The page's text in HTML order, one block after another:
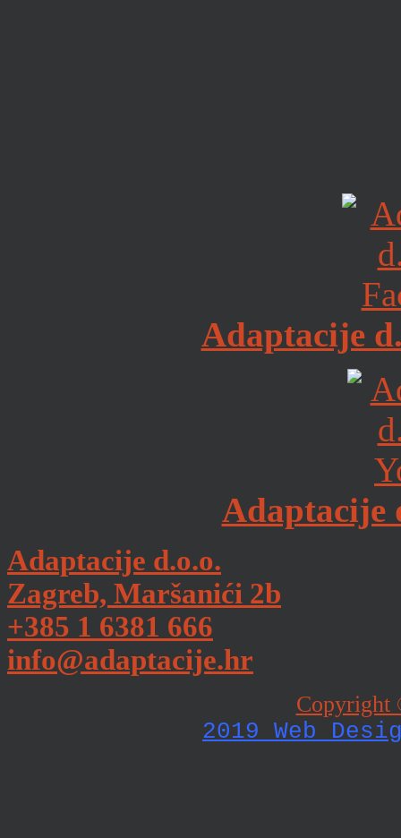
Adaptacije
Adaptacije
Adaptacije d.o.o.
Zagreb, Maršanići 2b
+385 1 6381 666
info@adaptacije.hr
Copyright
2019 Web